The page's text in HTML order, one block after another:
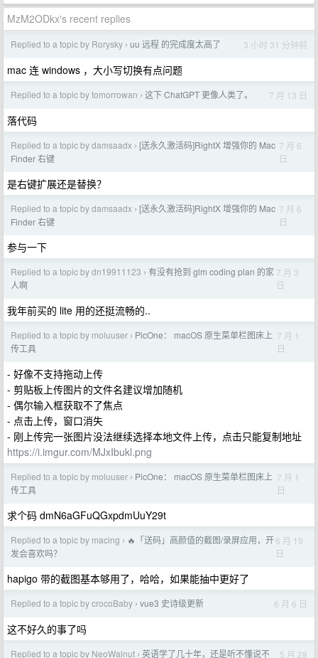
MzM2ODkx's recent replies
Replied to a topic by Rorysky › uu 远程 的完成度太高了 3 小时 31 分钟前
mac 连 windows ，大小写切换有点问题
Replied to a topic by tomorrowan › 这下 ChatGPT 更像人类了。 7 月 13 日
落代码
Replied to a topic by damsaadx › [送永久激活码]RightX 增强你的 Mac
Finder 右键
7 月 6
日
是右键扩展还是替换？
Replied to a topic by damsaadx › [送永久激活码]RightX 增强你的 Mac
Finder 右键
7 月 6
日
参与一下
Replied to a topic by dn19911123 › 有没有抢到 glm coding plan 的家
人啊
7 月 3
日
我年前买的 lite 用的还挺流畅的..
Replied to a topic by moluuser › PicOne： macOS 原生菜单栏图床上
传工具
7 月 1
日
- 好像不支持拖动上传
- 剪贴板上传图片的文件名建议增加随机
- 偶尔输入框获取不了焦点
- 点击上传，窗口消失
- 刚上传完一张图片没法继续选择本地文件上传，点击只能复制地址
https://i.imgur.com/MJxIbukl.png
Replied to a topic by moluuser › PicOne： macOS 原生菜单栏图床上
传工具
7 月 1
日
求个码 dmN6aGFuQGxpdmUuY29t
Replied to a topic by macing › 🔥「送码」高颜值的截图/录屏应用，开
发会喜欢吗？
6 月 19
日
hapigo 带的截图基本够用了，哈哈，如果能抽中更好了
Replied to a topic by crocoBaby › vue3 史诗级更新 6 月 6 日
这不好久的事了吗
Replied to a topic by NeoWalnut › 英语学了几十年，还是听不懂说不 5 月 28